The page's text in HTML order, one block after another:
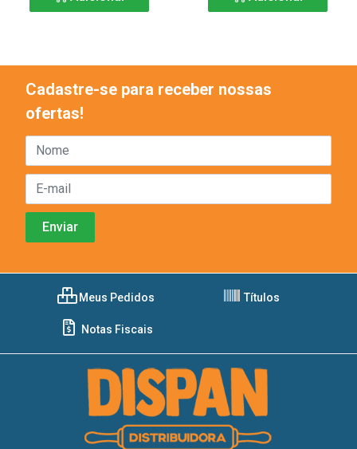
Cadastre-se para receber nossas
ofertas!
Meus Pedidos Títulos
Notas Fiscais